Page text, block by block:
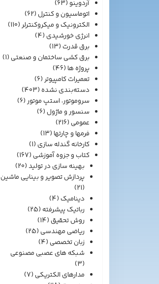
آردوینو(63)
اتوماسیون و کنترل(62)
الکترونیک و میکروکنترلر(110)
انرژی خورشیدی(4)
برق قدرت(13)
برق کشی ساختمان و صنعتی(1)
پروژه ها(46)
تعمیرات کامپیوتر(6)
دسته‌بندی نشده(403)
سروموتور، استپ موتور(6)
سنسور و ماژول(6)
عمومی(216)
فرمها و چارتها(13)
کارخانه گندله سازی(1)
کتاب و جزوه آموزشی(167)
بهینه سازی در تولید(20)
پردازش تصویر و بینایی ماشین
(21)
دینامیک(4)
رباتیک پیشرفته(25)
روش تحقیق(14)
ریاضی مهندسی(25)
زبان تخصصی(4)
شبکه های عصبی مصنوعی
(3)
مدارهای الکتریکی(7)